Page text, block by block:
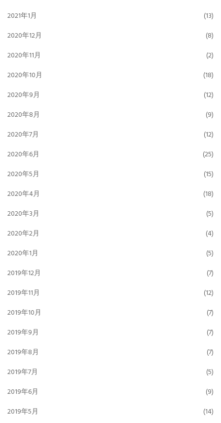
2021年1月
(13)
2020年12月
(8)
2020年11月
(2)
2020年10月
(18)
2020年9月
(12)
2020年8月
(9)
2020年7月
(12)
2020年6月
(25)
2020年5月
(15)
2020年4月
(18)
2020年3月
(5)
2020年2月
(4)
2020年1月
(5)
2019年12月
(7)
2019年11月
(12)
2019年10月
(7)
2019年9月
(7)
2019年8月
(7)
2019年7月
(5)
2019年6月
(9)
2019年5月
(14)